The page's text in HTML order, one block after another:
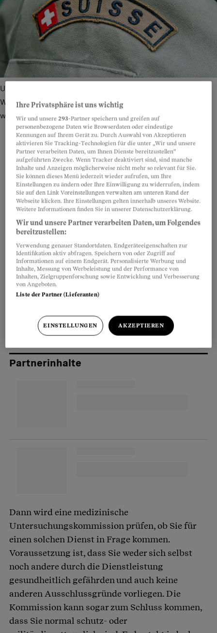
Untaugliche müssen unter bestimmten Umständen keine
Wehrpflichtersatzabgabe leisten, wenn sie Dienst leisten
wollen.Bild: Thinkstock Kollektion
Teilen Anhören Merken Kommentare
Artikel teilen
Als Reaktion auf einen Entscheid des
Europäischen Gerichtshofs für Menschenrechte
wurde Ende 2012 die Möglichkeit geschaffen,
Militärdienst unter speziellen medizinischen
Auflagen zu leisten. Untaugliche, die keinen
Wehrpflichtersatz bezahlen wollen und gewillt
sind, die volle Anzahl Tage Militärdienst zu
leisten, müssen dies schriftlich bestätigen. Das
nötige Formular erhalten Sie auf der Homepage
der Eidgenössischen Steuerverwaltung unter
www.estv.admin.ch.
Partnerinhalte
Dann wird eine medizinische
Untersuchungskommission prüfen, ob Sie für
einen solchen Dienst in Frage kommen.
Voraussetzung ist, dass Sie weder sich selbst
noch andere durch die Dienstleistung
gesundheitlich gefährden und auch keine
anderen Ausschlussgründe vorliegen. Die
Kommission kann sogar zum Schluss kommen,
dass Sie normal schutz- oder
Ihre Privatsphäre ist uns wichtig
Wir und unsere293-Partner speichern und greifen auf
personenbezogene Daten wie Browserdaten oder eindeutige
Kennungen auf Ihrem Gerät zu. Durch Auswahl von Akzeptieren
aktivieren Sie Tracking-Technologien für die unter „Wir und unsere
Partner verarbeiten Daten, um Ihnen Dienste bereitzustellen“
aufgeführten Zwecke. Wenn Tracker deaktiviert sind, sind manche
Inhalte und Anzeigen möglicherweise nicht mehr so relevant für Sie.
Sie können dieses Menü jederzeit wieder aufrufen, um Ihre
Einstellungen zu ändern oder Ihre Einwilligung zu widerrufen, indem
Sie auf den Link Voreinstellungen verwalten am unteren Rand der
Webseite klicken. Ihre Einstellungen gelten innerhalb unseres Website.
Weitere Informationen finden Sie in unserer Datenschutzerklärung.
Wir und unsere Partner verarbeiten Daten, um Folgendes
bereitzustellen:
Verwendung genauer Standortdaten. Endgeräteeigenschaften zur
Identifikation aktiv abfragen. Speichern von oder Zugriff auf
Informationen auf einem Endgerät. Personalisierte Werbung und
Inhalte, Messung von Werbeleistung und der Performance von
Inhalten, Zielgruppenforschung sowie Entwicklung und Verbesserung
von Angeboten.
Liste der Partner (Lieferanten)
EINSTELLUNGEN AKZEPTIEREN